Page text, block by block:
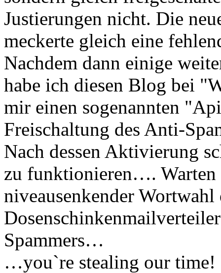
Justierungen nicht. Die
meckerte gleich eine
Nachdem dann einige
habe ich diesen Blog bei
mir einen sogenannten
Freischaltung des Anti-
Nach dessen Aktivierung
zu funktionieren…. Warten
niveausenkender Wortwahl
Spammers…
…you`re stealing our time!